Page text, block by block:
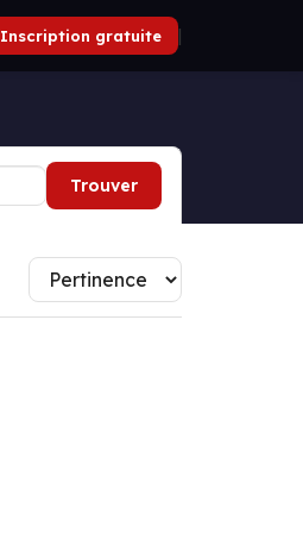
Inscription gratuite |
Trouver